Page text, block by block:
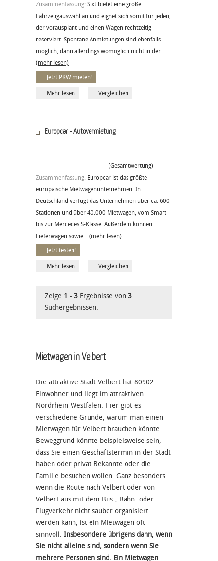
Zusammenfassung: Sixt bietet eine große
Fahrzeugauswahl an und eignet sich somit für jeden,
der vorausplant und einen Wagen rechtzeitig
reserviert. Spontane Anmietungen sind ebenfalls
möglich, dann allerdings womöglich nicht in der...
(mehr lesen)
Jetzt PKW mieten!
Mehr lesen Vergleichen
Europcar - Autovermietung
(Gesamtwertung)
Zusammenfassung: Europcar ist das größte
europäische Mietwagenunternehmen. In
Deutschland verfügt das Unternehmen über ca. 600
Stationen und über 40.000 Mietwagen, vom Smart
bis zur Mercedes S-Klasse. Außerdem können
Lieferwagen sowie... (mehr lesen)
Jetzt testen!
Mehr lesen Vergleichen
Zeige 1 - 3 Ergebnisse von 3
Suchergebnissen.
Mietwagen in Velbert
Die attraktive Stadt Velbert hat 80902
Einwohner und liegt im attraktiven
Nordrhein-Westfalen. Hier gibt es
verschiedene Gründe, warum man einen
Mietwagen für Velbert brauchen könnte.
Beweggrund könnte beispielsweise sein,
dass Sie einen Geschäftstermin in der Stadt
haben oder privat Bekannte oder die
Familie besuchen wollen. Ganz besonders
wenn die Route nach Velbert oder von
Velbert aus mit dem Bus-, Bahn- oder
Flugverkehr nicht sauber organisiert
werden kann, ist ein Mietwagen oft
sinnvoll. Insbesondere übrigens dann, wenn
Sie nicht alleine sind, sondern wenn Sie
mehrere Personen sind. Ein Mietwagen